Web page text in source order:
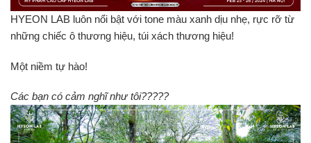
HYEON LAB luôn nổi bật với tone màu xanh dịu nhẹ, rực rỡ từ
những chiếc ô thương hiệu, túi xách thương hiệu!
Một niềm tự hào!
Các bạn có cảm nghĩ như tôi?????